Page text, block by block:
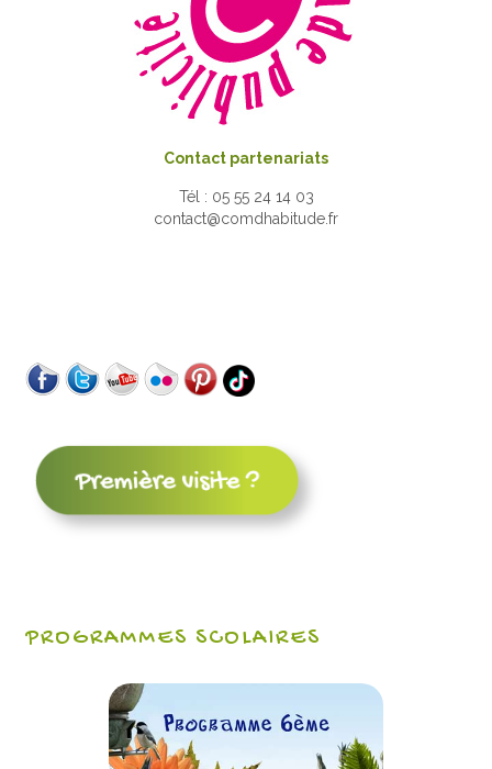
Contact partenariats
Tél : 05 55 24 14 03
contact@comdhabitude.fr
PROGRAMMES SCOLAIRES